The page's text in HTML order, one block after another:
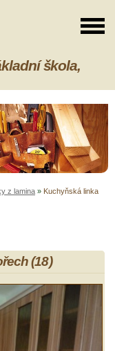
škola,
z lamina » Kuchyňská linka
(18)